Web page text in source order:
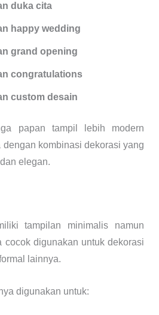
duka cita
happy wedding
grand opening
congratulations
custom desain
papan tampil lebih modern
kombinasi dekorasi yang
elegan.
tampilan minimalis namun
cocok digunakan untuk dekorasi
lainnya.
digunakan untuk: